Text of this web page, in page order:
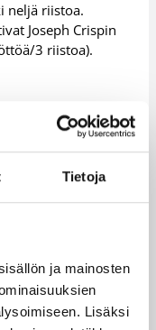
Tietoja
ja mainosten
Lisäksi
neljä riistoa.
Joseph Crispin
3 riistoa).